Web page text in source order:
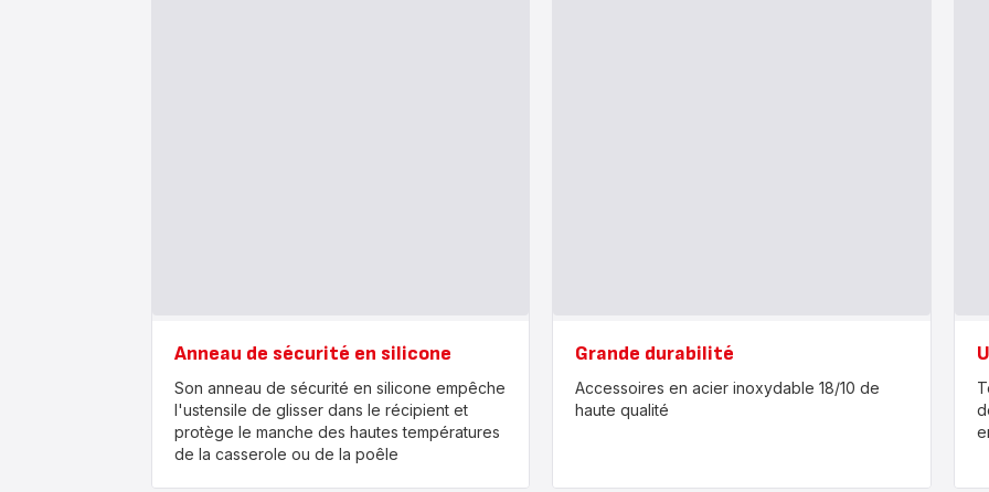
Anneau de sécurité en silicone
Son anneau de sécurité en silicone empêche
l'ustensile de glisser dans le récipient et
protège le manche des hautes températures
de la casserole ou de la poêle
Grande durabilité
Accessoires en acier inoxydable 18/10 de
haute qualité